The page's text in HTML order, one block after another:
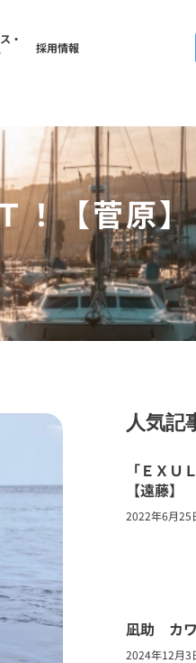
・
採用情報
！【菅原】
人気記
「ＥＸＵ
【遠藤】
2022年6月25
凪助 カ
2024年12月3